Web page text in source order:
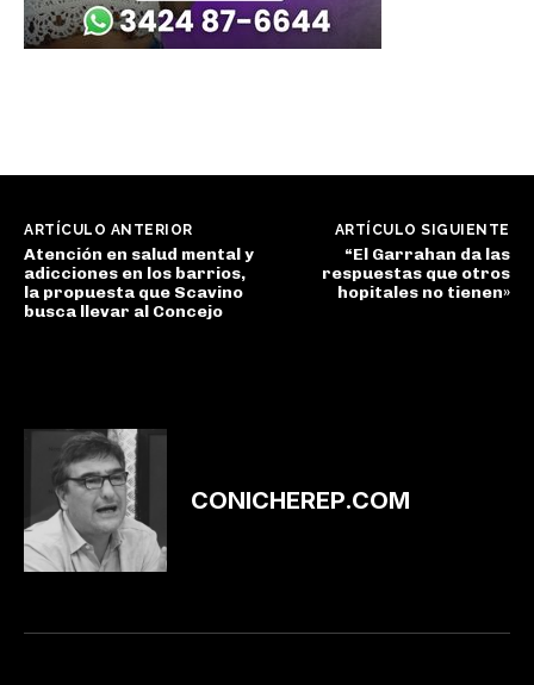
ARTÍCULO ANTERIOR
Atención en salud mental y
adicciones en los barrios,
la propuesta que Scavino
busca llevar al Concejo
ARTÍCULO SIGUIENTE
“El Garrahan da las
respuestas que otros
hopitales no tienen»
CONICHEREP.COM